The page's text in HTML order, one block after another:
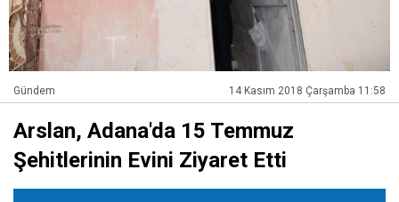
Gündem 14 Kasım 2018 Çarşamba 11:58
Arslan, Adana'da 15 Temmuz
Şehitlerinin Evini Ziyaret Etti